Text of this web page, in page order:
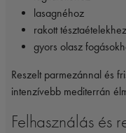
lasagnéhoz
rakott tésztaételekhez
gyors olasz
Reszelt parmezánnal és
intenzívebb mediterrán
Felhasználás és